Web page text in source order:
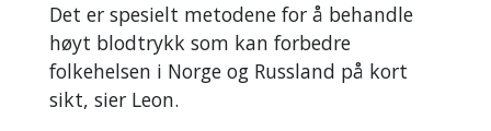
Det er spesielt metodene for å behandle
høyt blodtrykk som kan forbedre
folkehelsen i Norge og Russland på kort
sikt, sier Leon.